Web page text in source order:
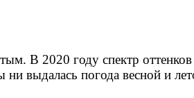
В 2020 году спектр
выдалась погода весной и